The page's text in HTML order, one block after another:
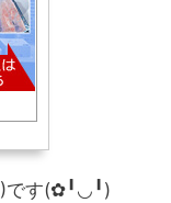
)です(✿╹◡╹)